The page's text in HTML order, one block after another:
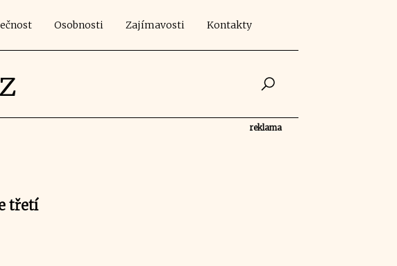
Osobnosti Zajímavosti Kontakty
třetí
reklama